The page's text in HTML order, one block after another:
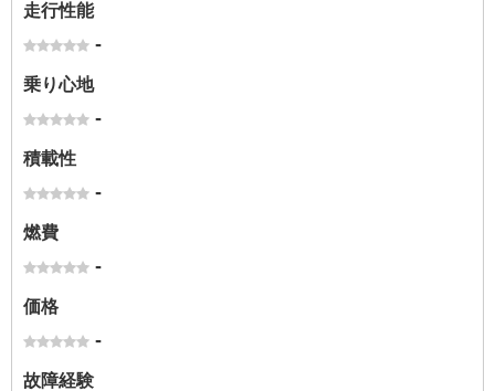
走行性能
-
乗り心地
-
積載性
-
燃費
-
価格
-
故障経験